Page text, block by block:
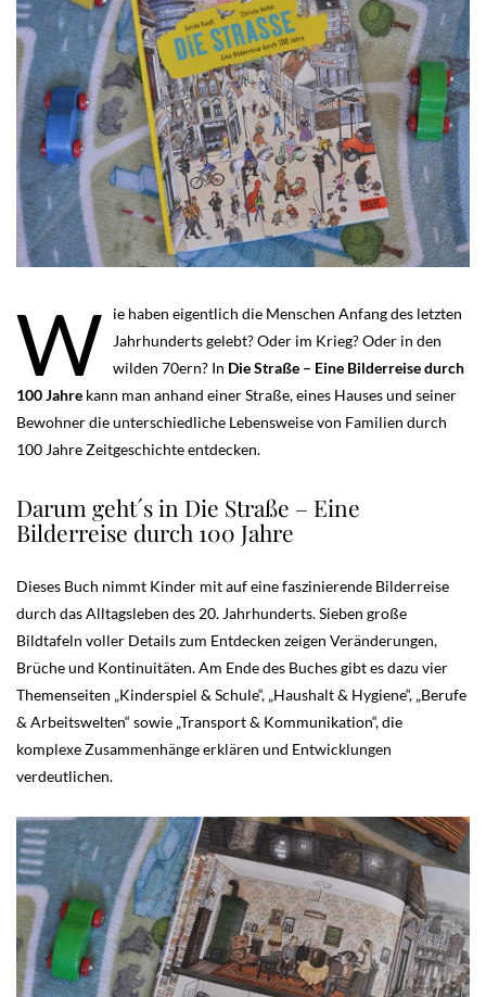
W
ie haben eigentlich die Menschen Anfang des letzten
Jahrhunderts gelebt? Oder im Krieg? Oder in den
wilden 70ern? In Die Straße – Eine Bilderreise durch
100 Jahre kann man anhand einer Straße, eines Hauses und seiner
Bewohner die unterschiedliche Lebensweise von Familien durch
100 Jahre Zeitgeschichte entdecken.
Darum geht´s in Die Straße – Eine
Bilderreise durch 100 Jahre
Dieses Buch nimmt Kinder mit auf eine faszinierende Bilderreise
durch das Alltagsleben des 20. Jahrhunderts. Sieben große
Bildtafeln voller Details zum Entdecken zeigen Veränderungen,
Brüche und Kontinuitäten. Am Ende des Buches gibt es dazu vier
Themenseiten „Kinderspiel & Schule“, „Haushalt & Hygiene“, „Berufe
& Arbeitswelten“ sowie „Transport & Kommunikation“, die
komplexe Zusammenhänge erklären und Entwicklungen
verdeutlichen.